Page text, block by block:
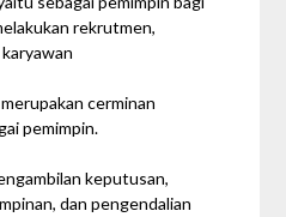
rekrutmen,
cerminan
pemimpin.
keputusan,
dan pengendalian